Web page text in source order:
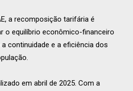
a recomposição tarifária é
o equilíbrio econômico-financeiro
continuidade e a eficiência dos
em abril de 2025. Com a